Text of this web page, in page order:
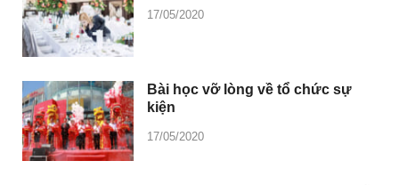
17/05/2020
Bài học vỡ lòng về tổ chức sự
kiện
17/05/2020